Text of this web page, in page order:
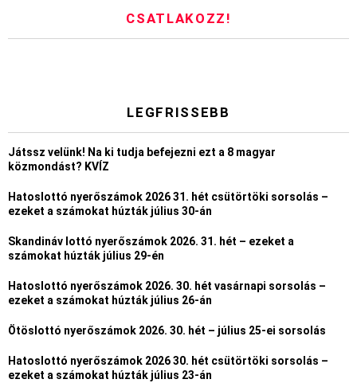
CSATLAKOZZ!
LEGFRISSEBB
Játssz velünk! Na ki tudja befejezni ezt a 8 magyar
közmondást? KVÍZ
Hatoslottó nyerőszámok 2026 31. hét csütörtöki sorsolás –
ezeket a számokat húzták július 30-án
Skandináv lottó nyerőszámok 2026. 31. hét – ezeket a
számokat húzták július 29-én
Hatoslottó nyerőszámok 2026. 30. hét vasárnapi sorsolás –
ezeket a számokat húzták július 26-án
Ötöslottó nyerőszámok 2026. 30. hét – július 25-ei sorsolás
Hatoslottó nyerőszámok 2026 30. hét csütörtöki sorsolás –
ezeket a számokat húzták július 23-án